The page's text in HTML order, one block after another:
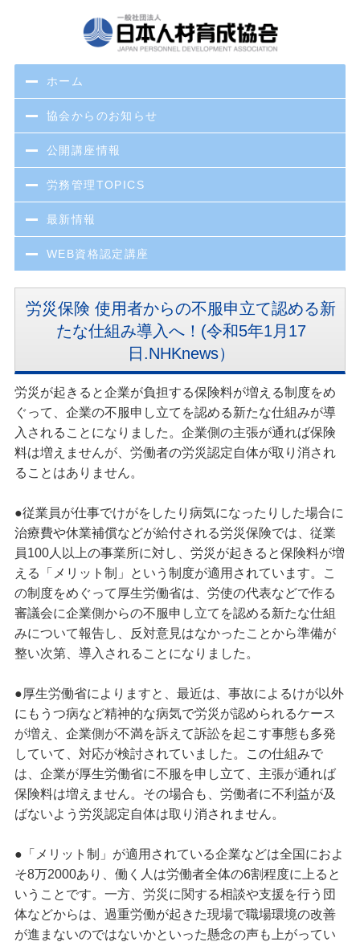
ホーム
協会からのお知らせ
公開講座情報
労務管理TOPICS
最新情報
WEB資格認定講座
労災保険 使用者からの不服申立て認める新
たな仕組み導入へ！(令和5年1月17
日.NHKnews）
労災が起きると企業が負担する保険料が増える制度をめ
ぐって、企業の不服申し立てを認める新たな仕組みが導
入されることになりました。企業側の主張が通れば保険
料は増えませんが、労働者の労災認定自体が取り消され
ることはありません。
●従業員が仕事でけがをしたり病気になったりした場合に
治療費や休業補償などが給付される労災保険では、従業
員100人以上の事業所に対し、労災が起きると保険料が増
える「メリット制」という制度が適用されています。こ
の制度をめぐって厚生労働省は、労使の代表などで作る
審議会に企業側からの不服申し立てを認める新たな仕組
みについて報告し、反対意見はなかったことから準備が
整い次第、導入されることになりました。
●厚生労働省によりますと、最近は、事故によるけが以外
にもうつ病など精神的な病気で労災が認められるケース
が増え、企業側が不満を訴えて訴訟を起こす事態も多発
していて、対応が検討されていました。この仕組みで
は、企業が厚生労働省に不服を申し立て、主張が通れば
保険料は増えません。その場合も、労働者に不利益が及
ばないよう労災認定自体は取り消されません。
●「メリット制」が適用されている企業などは全国におよ
そ8万2000あり、働く人は労働者全体の6割程度に上ると
いうことです。一方、労災に関する相談や支援を行う団
体などからは、過重労働が起きた現場で職場環境の改善
が進まないのではないかといった懸念の声も上がってい